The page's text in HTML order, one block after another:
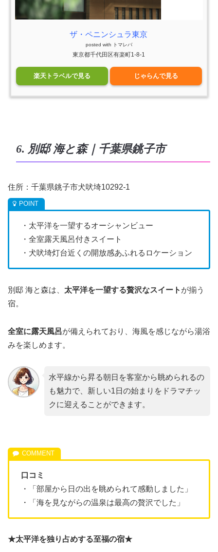
ザ・ペニンシュラ東京
posted with トマレバ
東京都千代田区有楽町1-8-1
楽天トラベルで見る じゃらんで見る
6. 別邸 海と森｜千葉県銚子市
住所：千葉県銚子市犬吠埼10292-1
・太平洋を一望するオーシャンビュー
・全室露天風呂付きスイート
・犬吠埼灯台近くの開放感あふれるロケーション
別邸 海と森は、 太平洋を一望する贅沢なスイート が揃う
宿。
全室に露天風呂が備えられており、海風を感じながら湯浴
みを楽しめます。
水平線から昇る朝日を客室から眺められるの
も魅力で、新しい1日の始まりをドラマチッ
クに迎えることができます。
口コミ
・「部屋から日の出を眺められて感動しました」
・「海を見ながらの温泉は最高の贅沢でした」
★太平洋を独り占めする至福の宿★